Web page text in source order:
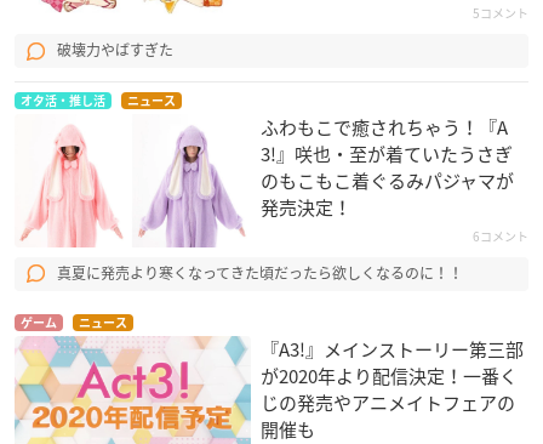
5コメント
破壊力やばすぎた
オタ活・推し活 ニュース
ふわもこで癒されちゃう！『A
3!』咲也・至が着ていたうさぎ
のもこもこ着ぐるみパジャマが
発売決定！
6コメント
真夏に発売より寒くなってきた頃だったら欲しくなるのに！！
ゲーム ニュース
『A3!』メインストーリー第三部
が2020年より配信決定！一番く
じの発売やアニメイトフェアの
開催も